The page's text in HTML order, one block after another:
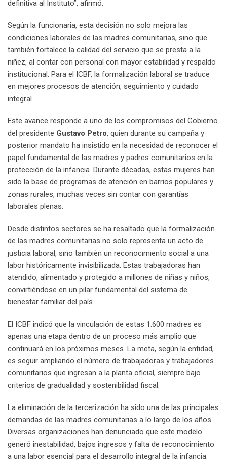
definitiva al Instituto”, afirmó.
Según la funcionaria, esta decisión no solo mejora las
condiciones laborales de las madres comunitarias, sino que
también fortalece la calidad del servicio que se presta a la
niñez, al contar con personal con mayor estabilidad y respaldo
institucional. Para el ICBF, la formalización laboral se traduce
en mejores procesos de atención, seguimiento y cuidado
integral.
Este avance responde a uno de los compromisos del Gobierno
del presidente Gustavo Petro, quien durante su campaña y
posterior mandato ha insistido en la necesidad de reconocer el
papel fundamental de las madres y padres comunitarios en la
protección de la infancia. Durante décadas, estas mujeres han
sido la base de programas de atención en barrios populares y
zonas rurales, muchas veces sin contar con garantías
laborales plenas.
Desde distintos sectores se ha resaltado que la formalización
de las madres comunitarias no solo representa un acto de
justicia laboral, sino también un reconocimiento social a una
labor históricamente invisibilizada. Estas trabajadoras han
atendido, alimentado y protegido a millones de niñas y niños,
convirtiéndose en un pilar fundamental del sistema de
bienestar familiar del país.
El ICBF indicó que la vinculación de estas 1.600 madres es
apenas una etapa dentro de un proceso más amplio que
continuará en los próximos meses. La meta, según la entidad,
es seguir ampliando el número de trabajadoras y trabajadores
comunitarios que ingresan a la planta oficial, siempre bajo
criterios de gradualidad y sostenibilidad fiscal.
La eliminación de la tercerización ha sido una de las principales
demandas de las madres comunitarias a lo largo de los años.
Diversas organizaciones han denunciado que este modelo
generó inestabilidad, bajos ingresos y falta de reconocimiento
a una labor esencial para el desarrollo integral de la infancia.